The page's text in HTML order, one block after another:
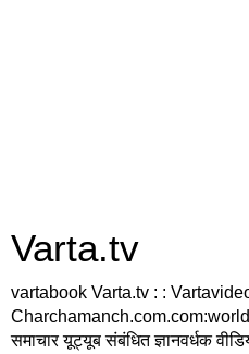
Varta.tv
vartabook Varta.tv : :
समाचार यूट्यूब संबंधित ज्ञानवर्धक